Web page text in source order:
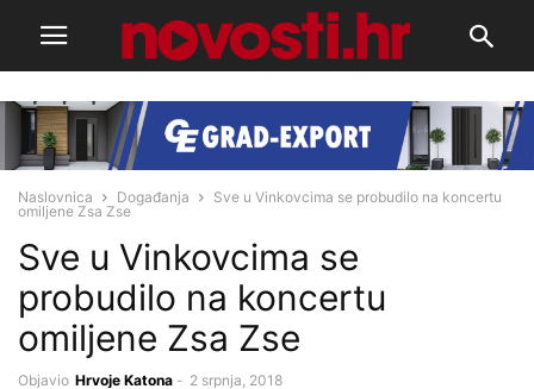
Naslovnica Događanja
Sve u Vinkovcima se probudilo na koncertu
omiljene Zsa Zse
Sve u Vinkovcima se
probudilo na koncertu
omiljene Zsa Zse
Objavio Hrvoje Katona - 2 srpnja, 2018